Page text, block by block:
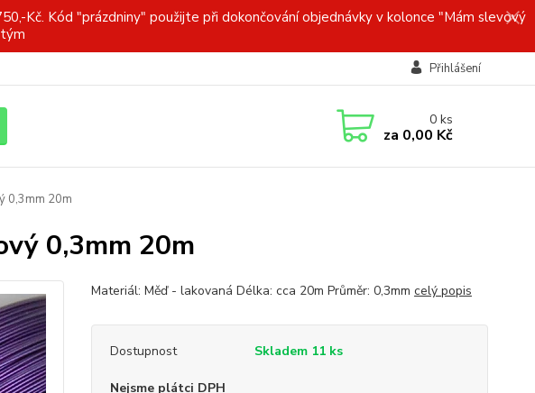
Kč. Kód "prázdniny" použijte při dokončování objednávky v kolonce "Mám slevový
Přihlášení
0ks
za 0,00 Kč
0,3mm 20m
0,3mm 20m
Materiál: Měď - lakovaná Délka: cca 20m Průměr: 0,3mm celý popis
Dostupnost Skladem 11 ks
Nejsme plátci DPH